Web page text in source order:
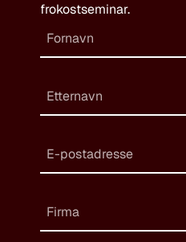
frokostseminar.